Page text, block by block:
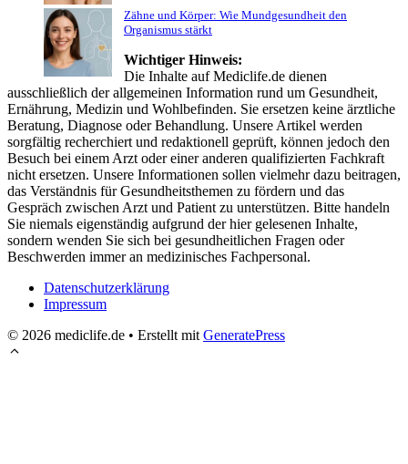
Zähne und Körper: Wie Mundgesundheit den
Organismus stärkt
Wichtiger Hinweis:
Die Inhalte auf Mediclife.de dienen
ausschließlich der allgemeinen Information rund um Gesundheit,
Ernährung, Medizin und Wohlbefinden. Sie ersetzen keine ärztliche
Beratung, Diagnose oder Behandlung. Unsere Artikel werden
sorgfältig recherchiert und redaktionell geprüft, können jedoch den
Besuch bei einem Arzt oder einer anderen qualifizierten Fachkraft
nicht ersetzen. Unsere Informationen sollen vielmehr dazu beitragen,
das Verständnis für Gesundheitsthemen zu fördern und das
Gespräch zwischen Arzt und Patient zu unterstützen. Bitte handeln
Sie niemals eigenständig aufgrund der hier gelesenen Inhalte,
sondern wenden Sie sich bei gesundheitlichen Fragen oder
Beschwerden immer an medizinisches Fachpersonal.
Datenschutzerklärung
Impressum
© 2026 mediclife.de • Erstellt mit GeneratePress